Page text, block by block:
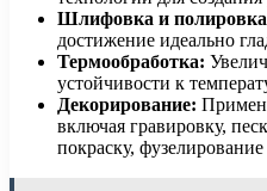
Шлифовка и
достижение идеально
Термообработка:
устойчивости к
Декорирование:
включая гравировку,
покраску,